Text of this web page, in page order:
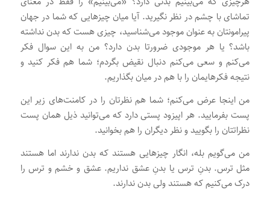
تماشای با چشم در نظر نگیرید. آیا میان چیزهایی که شما در جهان
پیرامونتان به عنوان موجود می‌شناسید، چیزی هست که بدن نداشته
باشد؟ یا هر موجودی ضرورتا بدن دارد؟ من به این سوال فکر
می‌کنم و سعی می‌کنم دنبال نقیض بگردم؛ شما هم فکر کنید و
نتیجه فکرهایمان را با هم در میان بگذاریم.
من اینجا عرض می‌کنم؛ شما هم نظرتان را در کامنت‌های زیر این
پست بفرمایید. هر اپیزود پستی دارد که می‌توانید ذیل همان پست
نظراتتان را بگویید و نظر دیگران را هم بخوانید.
من می‌گویم بله، انگار چیزهایی هستند که بدن ندارند اما هستند
مثل ترس. بدنِ ترس یا بدنِ عشق نداریم. عشق و خشم و ترس را
درک می‌کنیم که هستند ولی بدن ندارند.